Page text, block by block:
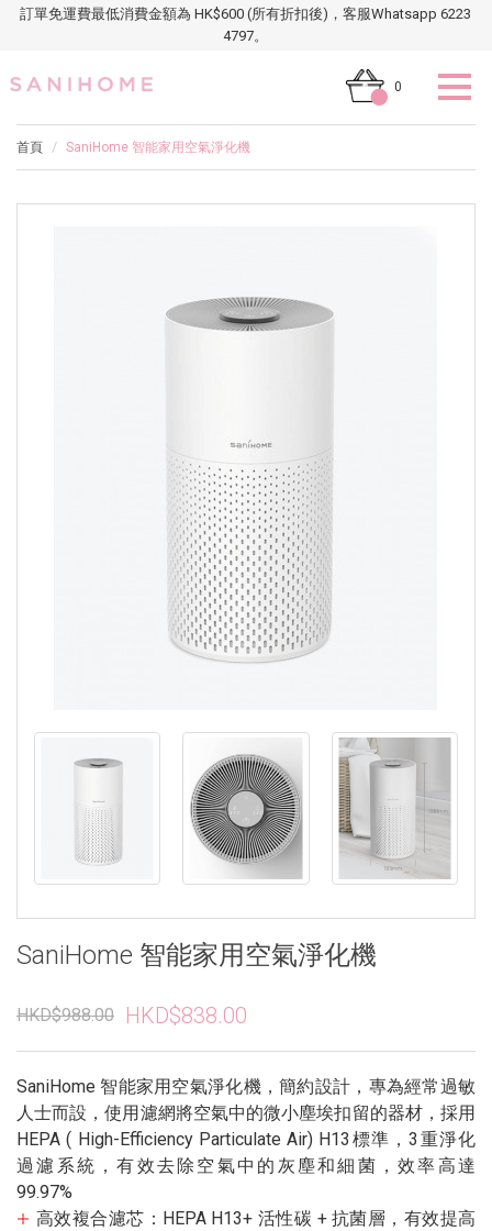
訂單免運費最低消費金額為 HK$600 (所有折扣後)，客服Whatsapp 6223
4797。
0
首頁 SaniHome 智能家用空氣淨化機
SaniHome 智能家用空氣淨化機
HKD$988.00 HKD$838.00
SaniHome 智能家用空氣淨化機，簡約設計，專為經常過敏
人士而設，使用濾網將空氣中的微小塵埃扣留的器材，採用
HEPA ( High-Efficiency Particulate Air) H13標準，3重淨化
過濾系統，有效去除空氣中的灰塵和細菌，效率高達
99.97%
高效複合濾芯：HEPA H13+ 活性碳 + 抗菌層，有效提高